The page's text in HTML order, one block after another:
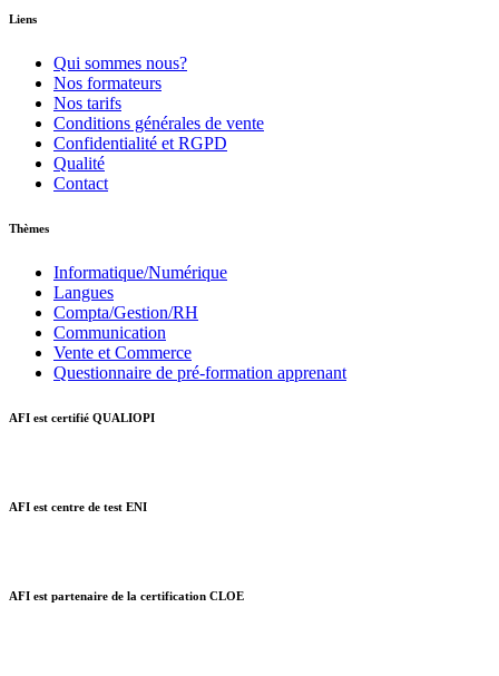
Liens
Qui sommes nous?
Nos formateurs
Nos tarifs
Conditions générales de vente
Confidentialité et RGPD
Qualité
Contact
Thèmes
Informatique/Numérique
Langues
Compta/Gestion/RH
Communication
Vente et Commerce
Questionnaire de pré-formation apprenant
AFI est certifié QUALIOPI
AFI est centre de test ENI
AFI est partenaire de la certification CLOE